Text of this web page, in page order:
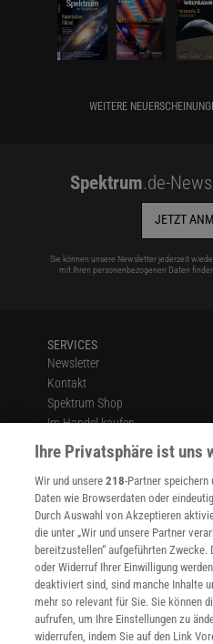
WEITERE
Spektrum.de-
JETZT
Sie können unsere Newsletter jederzeit
mit Ihren personenbezogenen Daten
SERVICES
Newsletter
Kontakt
Spektrum Shop
Im Handel kaufen
Presse
Verträge kündigen
Widerruf
INFO
Mediadaten
Datenschutz
Nutzungsbedingungen
Cookie-Einstellungen
Utiq verwalten
Nutzungsbasierte Onlinewerbung
Ihre Privatsphäre ist uns
Wir und unsere218-Partner speichern
Daten wie Browserdaten oder
Durch Auswahl von Akzeptieren
die unter „Wir und unsere Partner
bereitzustellen“ aufgeführten
oder Widerruf Ihrer Einwilligung
deaktiviert sind, sind manche Inhalte
mehr so relevant für Sie. Sie können
aufrufen, um Ihre Einstellungen zu
widerrufen, indem Sie auf den Link